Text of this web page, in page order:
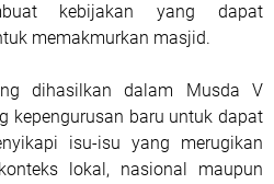
kebijakan yang dapat
memakmurkan masjid.
dihasilkan dalam Musda V
kepengurusan baru untuk dapat
isu-isu yang merugikan
lokal, nasional maupun